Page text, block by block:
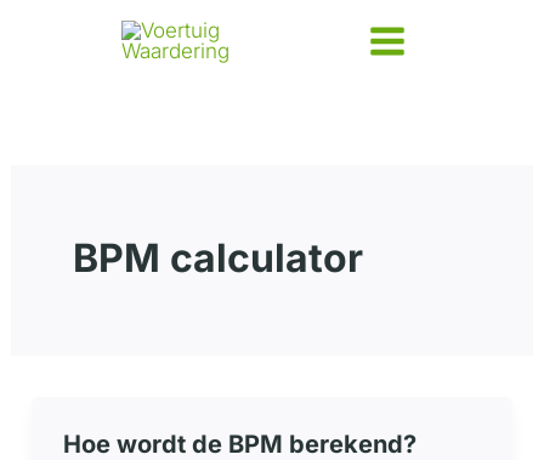
BPM calculator
Hoe wordt de BPM berekend?